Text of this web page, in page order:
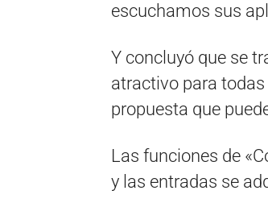
escuchamos sus
Y concluyó que se
atractivo para
propuesta que
Las funciones de
y las entradas se